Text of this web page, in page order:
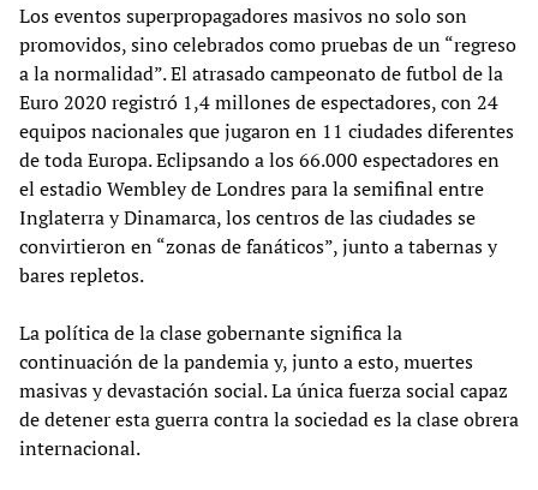
Los eventos superpropagadores masivos no solo son
promovidos, sino celebrados como pruebas de un “regreso
a la normalidad”. El atrasado campeonato de futbol de la
Euro 2020 registró 1,4 millones de espectadores, con 24
equipos nacionales que jugaron en 11 ciudades diferentes
de toda Europa. Eclipsando a los 66.000 espectadores en
el estadio Wembley de Londres para la semifinal entre
Inglaterra y Dinamarca, los centros de las ciudades se
convirtieron en “zonas de fanáticos”, junto a tabernas y
bares repletos.
La política de la clase gobernante significa la
continuación de la pandemia y, junto a esto, muertes
masivas y devastación social. La única fuerza social capaz
de detener esta guerra contra la sociedad es la clase obrera
internacional.